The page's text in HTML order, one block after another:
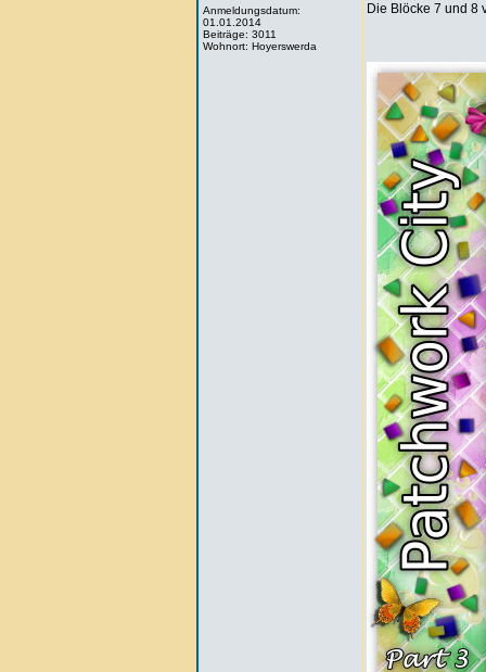
Anmeldungsdatum:
01.01.2014
Beiträge: 3011
Wohnort: Hoyerswerda
Die Blöcke 7 und 8